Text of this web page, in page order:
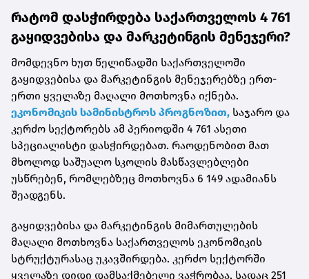
რატომ დასჭირდება საქართველოს 4 761
გაყიდვებისა და მარკეტინგის მენეჯერი?
მომდევნო ხუთ წელიწადში საქართველოში
გაყიდვებისა და მარკეტინგის მენეჯერებზე ერთ-
ერთი ყველაზე მაღალი მოთხოვნა იქნება.
ეკონომიკის სამინისტროს პროგნოზით, საჯარო და
კერძო სექტორებს ამ პერიოდში 4 761 ასეთი
სპეციალისტი დასჭირდებათ. რაოდენობით მათ
მხოლოდ საშუალო სკოლის მასწავლებლები
უსწრებენ, რომლებზეც მოთხოვნა 6 149 ადამიანს
შეადგენს.
გაყიდვებისა და მარკეტინგის მიმართულების
მაღალი მოთხოვნა საქართველოს ეკონომიკის
სტრუქტურასაც უკავშირდება. კერძო სექტორში
ყველაზე დიდი დამსაქმებელი ვაჭრობაა, სადაც 251